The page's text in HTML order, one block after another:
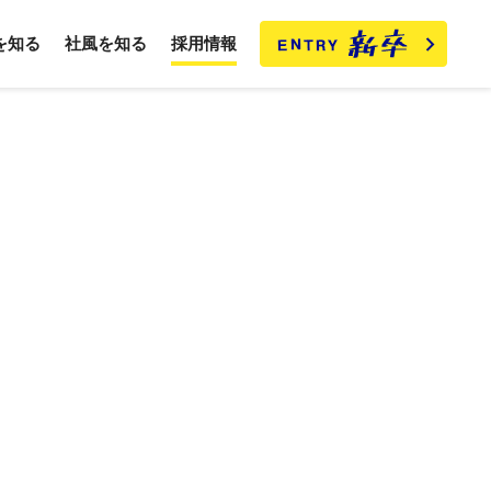
知る 社風を知る 採用情報